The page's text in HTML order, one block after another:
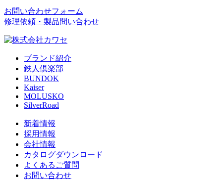
お問い合わせフォーム
修理依頼・製品問い合わせ
ブランド紹介
鉄人倶楽部
BUNDOK
Kaiser
MOLUSKO
SilverRoad
新着情報
採用情報
会社情報
カタログダウンロード
よくあるご質問
お問い合わせ